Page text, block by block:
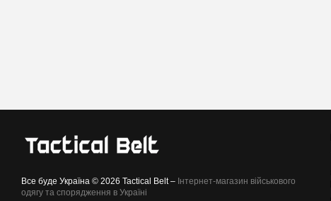
Все буде Україна © 2026 Tactical Belt – Інтернет-магазин військового
одягу та спорядження в Україні